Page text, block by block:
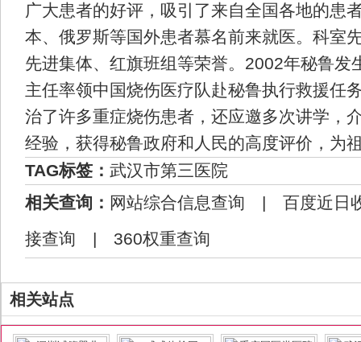
广大患者的好评，吸引了来自全国各地的患
本、俄罗斯等国外患者慕名前来就医。科室
先进集体、红旗班组等荣誉。2002年秘鲁发
主任率领中国烧伤医疗队赴秘鲁执行救援任
治了许多重症烧伤患者，还应邀多次讲学，
经验，获得秘鲁政府和人民的高度评价，为
TAG标签： 武汉市第三医院
相关查询： 网站综合信息查询 | 百度近日
接查询 | 360权重查询
相关站点